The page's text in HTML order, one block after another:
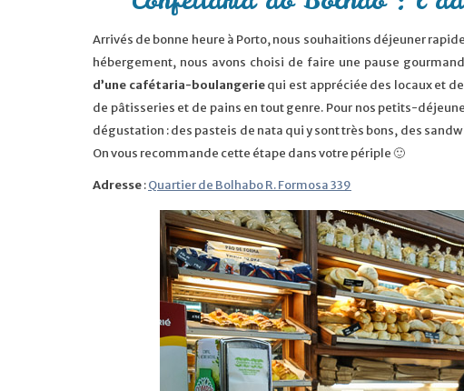
Arrivés de bonne heure à Porto, nous souhaitions déjeuner
hébergement, nous avons choisi de faire une pause
d’une cafétaria-boulangeriequi est appréciée des locaux et
de pâtisseries et de pains en tout genre. Pour nos petits-
dégustation : des pasteis de nata qui y sont très bons, des
On vous recommande cette étape dans votre périple 🙂
Adresse:Quartier de Bolhabo R. Formosa 339